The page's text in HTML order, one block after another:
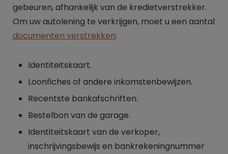
gebeuren, afhankelijk van de kredietverstrekker.
Om uw autolening te verkrijgen, moet u een aantal
documenten verstrekken:
Identiteitskaart.
Loonfiches of andere inkomstenbewijzen.
Recentste bankafschriften.
Bestelbon van de garage.
Identiteitskaart van de verkoper,
inschrijvingsbewijs en bankrekeningnummer